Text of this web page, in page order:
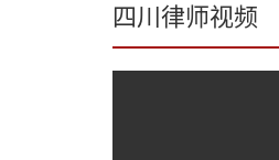
四川律师视频